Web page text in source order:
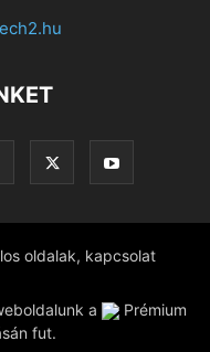
oldalak, kapcsolat
a
Prémium
fut.